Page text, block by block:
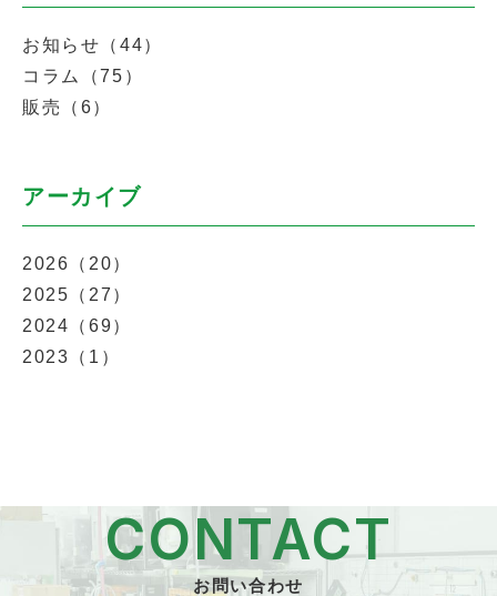
お知らせ（44）
コラム（75）
販売（6）
アーカイブ
2026（20）
2025（27）
2024（69）
2023（1）
CONTACT
お問い合わせ